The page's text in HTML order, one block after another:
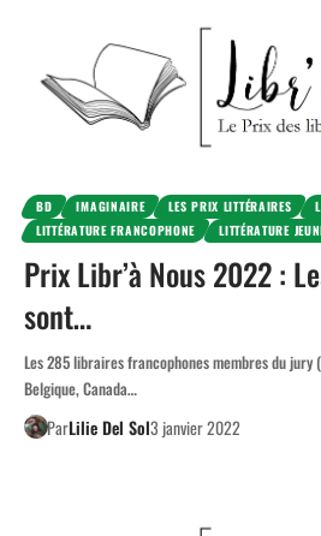
BD IMAGINAIRE LES PRIX LITTÉRAIRES
LITTÉRATURE FRANCOPHONE
LITTÉRATURE
Prix Libr’à Nous 2022 :
sont…
Les 285 libraires francophones membres du jury
Belgique, Canada…
ParLilie Del Sol3 janvier 2022